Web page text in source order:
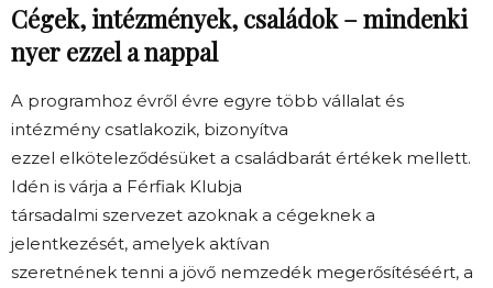
Cégek, intézmények, családok – mindenki
nyer ezzel a nappal
A programhoz évről évre egyre több vállalat és
intézmény csatlakozik, bizonyítva
ezzel elköteleződésüket a családbarát értékek mellett.
Idén is várja a Férfiak Klubja
társadalmi szervezet azoknak a cégeknek a
jelentkezését, amelyek aktívan
szeretnének tenni a jövő nemzedék megerősítéséért, a